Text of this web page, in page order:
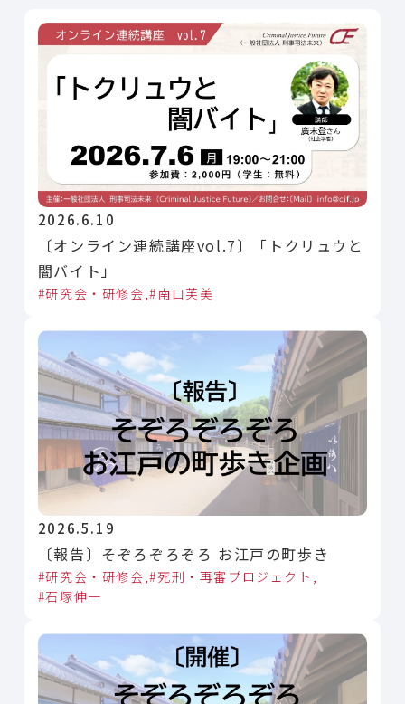
2026.6.10
〔オンライン連続講座vol.7〕「トクリュウと
闇バイト」
研究会・研修会 南口芙美
2026.5.19
〔報告〕そぞろぞろぞろ お江戸の町歩き
研究会・研修会
死刑・再審プロジェクト
石塚伸一